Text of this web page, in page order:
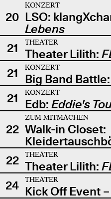
20
KONZERT
LSO:
Lebens
21
THEATER
Theater Lilith:
21
KONZERT
Big Band
21
KONZERT
Edb: Eddie's
22
ZUM MITMACHEN
Walk-in Closet:
22
THEATER
Theater Lilith:
24
THEATER
Kick Off Event